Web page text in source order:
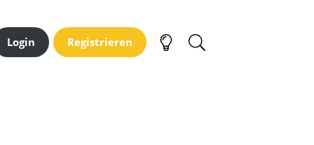
Login Registrieren